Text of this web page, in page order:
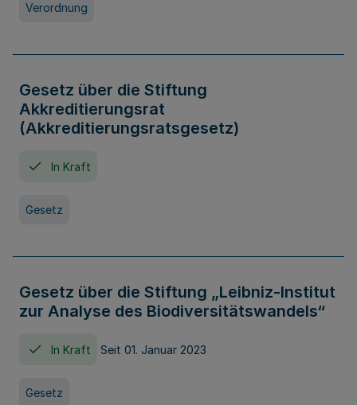
Verordnung
Gesetz über die Stiftung
Akkreditierungsrat
(Akkreditierungsratsgesetz)
In Kraft
Gesetz
Gesetz über die Stiftung „Leibniz-Institut
zur Analyse des Biodiversitätswandels“
In Kraft Seit 01. Januar 2023
Gesetz